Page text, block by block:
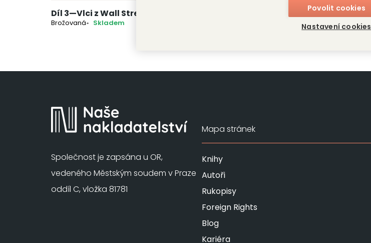
Povolit cookies
Nastavení cookies
Díl 3—Vlci z Wall Street: Kennedy
Brožovaná Skladem
Společnost je zapsána u OR,
vedeného Městským soudem v Praze
oddíl C, vložka 81781
Mapa stránek
Knihy
Autoři
Rukopisy
Foreign Rights
Blog
Kariéra